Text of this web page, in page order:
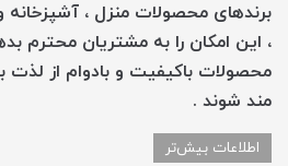
برندهای محصولات منزل ، آشپزخانه
، این امکان را به مشتریان محترم
محصولات باکیفیت و بادوام از لذت
مند شوند .
اطلاعات بیش‌تر